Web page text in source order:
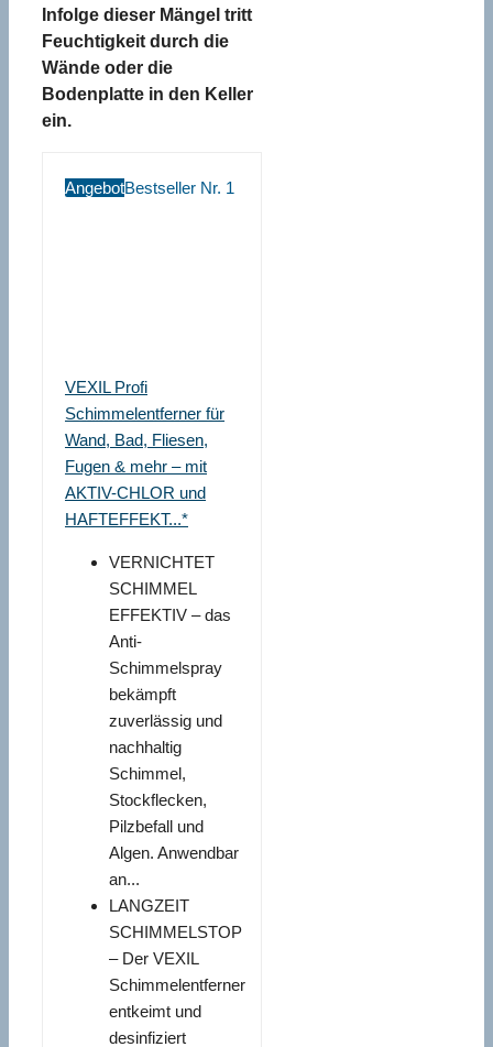
Infolge dieser Mängel tritt
Feuchtigkeit durch die
Wände oder die
Bodenplatte in den Keller
ein.
AngebotBestseller Nr. 1
VEXIL Profi
Schimmelentferner für
Wand, Bad, Fliesen,
Fugen & mehr – mit
AKTIV-CHLOR und
HAFTEFFEKT...*
VERNICHTET
SCHIMMEL
EFFEKTIV – das
Anti-
Schimmelspray
bekämpft
zuverlässig und
nachhaltig
Schimmel,
Stockflecken,
Pilzbefall und
Algen. Anwendbar
an...
LANGZEIT
SCHIMMELSTOP
– Der VEXIL
Schimmelentferner
entkeimt und
desinfiziert